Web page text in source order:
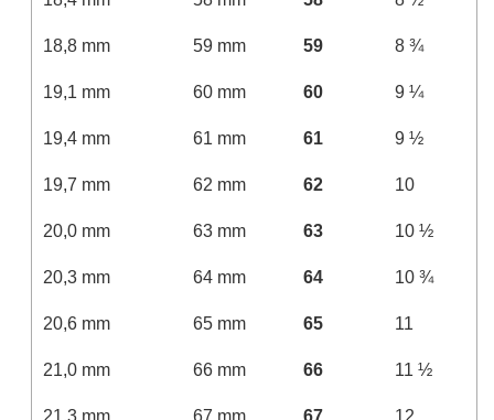
18,8 mm 59 mm 59 8 ¾
19,1 mm 60 mm 60 9 ¼
19,4 mm 61 mm 61 9 ½
19,7 mm 62 mm 62 10
20,0 mm 63 mm 63 10 ½
20,3 mm 64 mm 64 10 ¾
20,6 mm 65 mm 65 11
21,0 mm 66 mm 66 11 ½
21,3 mm 67 mm 67 12